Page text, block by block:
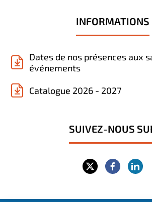
INFORMATIONS
Dates de nos présences aux
événements
Catalogue 2026 - 2027
SUIVEZ-NOUS